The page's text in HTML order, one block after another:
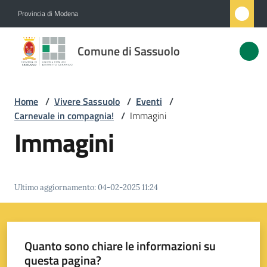
Provincia di Modena
Comune di Sassuolo
Comune
di
Servizi
Vivere
Sassuolo
Menu selezionato
Home / Vivere Sassuolo / Eventi /
Carnevale in compagnia! / Immagini
Immagini
Ultimo aggiornamento:04-02-2025 11:24
Quanto sono chiare le informazioni su
questa pagina?